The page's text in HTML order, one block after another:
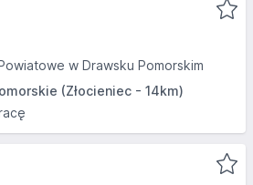
w Drawsku Pomorskim
(Złocieniec - 14km)